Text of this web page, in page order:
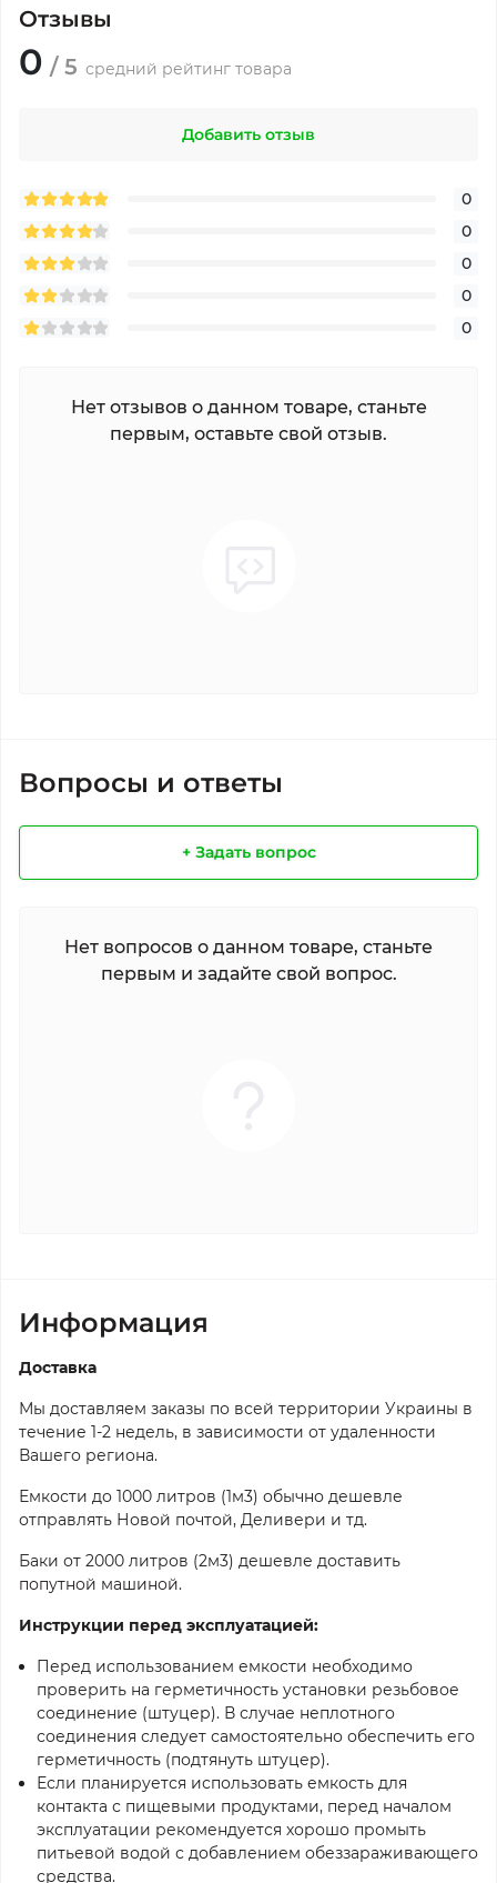
Отзывы
0 / 5 средний рейтинг товара
Добавить отзыв
0
0
0
0
0
Нет отзывов о данном товаре, станьте
первым, оставьте свой отзыв.
Вопросы и ответы
+ Задать вопрос
Нет вопросов о данном товаре, станьте
первым и задайте свой вопрос.
Информация
Доставка
Мы доставляем заказы по всей территории Украины в
течение 1-2 недель, в зависимости от удаленности
Вашего региона.
Емкости до 1000 литров (1м3) обычно дешевле
отправлять Новой почтой, Деливери и тд.
Баки от 2000 литров (2м3) дешевле доставить
попутной машиной.
Инструкции перед эксплуатацией:
Перед использованием емкости необходимо
проверить на герметичность установки резьбовое
соединение (штуцер). В случае неплотного
соединения следует самостоятельно обеспечить его
герметичность (подтянуть штуцер).
Если планируется использовать емкость для
контакта с пищевыми продуктами, перед началом
эксплуатации рекомендуется хорошо промыть
питьевой водой с добавлением обеззараживающего
средства.